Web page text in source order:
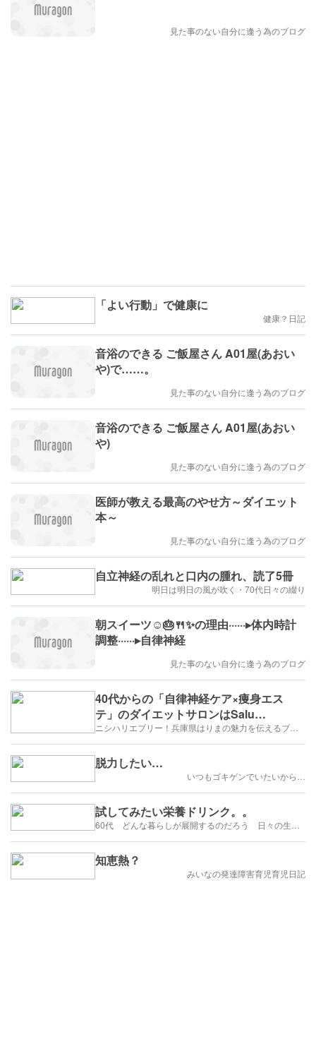
見た事のない自分に逢う為のブログ
「よい行動」で健康に
健康？日記
音浴のできる ご飯屋さん A01屋(あおい
や)で……。
見た事のない自分に逢う為のブログ
音浴のできる ご飯屋さん A01屋(あおい
や)
見た事のない自分に逢う為のブログ
医師が教える最高のやせ方～ダイエット
本～
見た事のない自分に逢う為のブログ
自立神経の乱れと口内の腫れ、読了5冊
明日は明日の風が吹く・70代日々の綴り
朝スイーツ☺️🎂🍴✨の理由······▸体内時計
調整······▸自律神経
見た事のない自分に逢う為のブログ
40代からの「自律神経ケア×痩身エス
テ」のダイエットサロンはSalu
Sana【たつの市】
脱力したい…
いつもゴキゲンでいたいから…
試してみたい栄養ドリンク。。
知恵熱？
みいなの発達障害育児育児日記